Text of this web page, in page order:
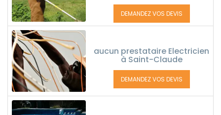
DEMANDEZ VOS DEVIS
aucun prestataire Electricien
à Saint-Claude
DEMANDEZ VOS DEVIS